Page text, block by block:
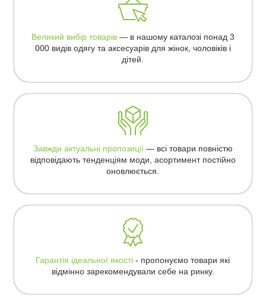
Великий вибір товарів— в нашому каталозі понад 3
000 видів одягу та аксесуарів для жінок, чоловіків і
дітей.
Завжди актуальні пропозиції— всі товари повністю
відповідають тенденціям моди, асортимент постійно
оновлюється.
Гарантія ідеальної якості - пропонуємо товари які
відмінно зарекомендували себе на ринку.